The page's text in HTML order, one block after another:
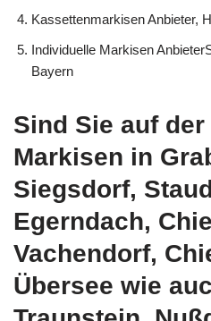
Kassettenmarkisen Anbieter,
Individuelle Markisen
Bayern
Sind Sie auf
Markisen in
Siegsdorf,
Egerndach,
Vachendorf,
Übersee wie